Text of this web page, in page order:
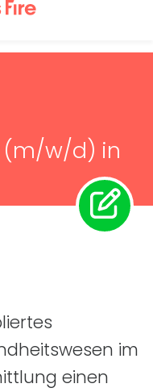
(m/w/d) in
im
einen